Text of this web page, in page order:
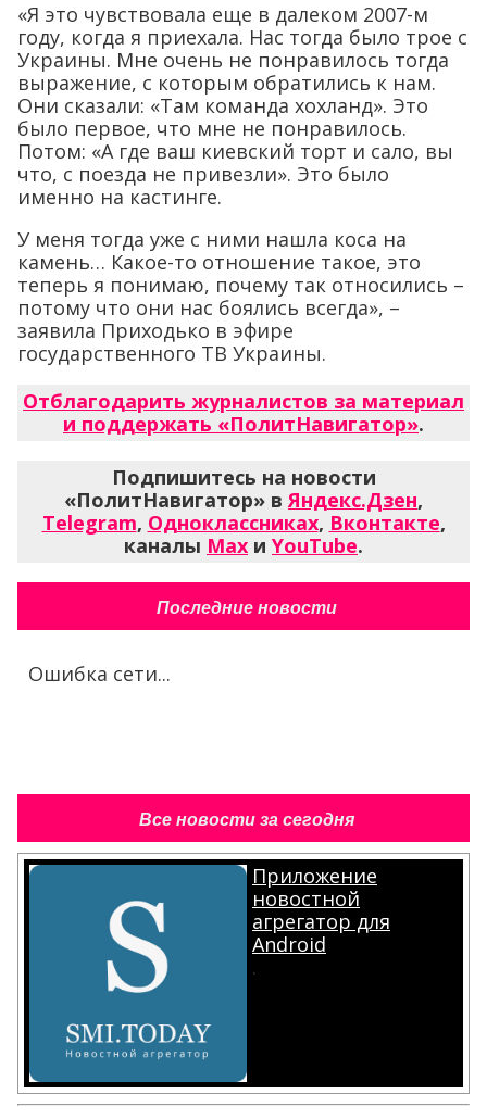
«Я это чувствовала еще в далеком 2007-м
году, когда я приехала. Нас тогда было трое с
Украины. Мне очень не понравилось тогда
выражение, с которым обратились к нам.
Они сказали: «Там команда хохланд». Это
было первое, что мне не понравилось.
Потом: «А где ваш киевский торт и сало, вы
что, с поезда не привезли». Это было
именно на кастинге.
У меня тогда уже с ними нашла коса на
камень… Какое-то отношение такое, это
теперь я понимаю, почему так относились –
потому что они нас боялись всегда», –
заявила Приходько в эфире
государственного ТВ Украины.
Отблагодарить журналистов за материал
и поддержать «ПолитНавигатор».
Подпишитесь на новости
«ПолитНавигатор» вЯндекс.Дзен,
Telegram, Одноклассниках, Вконтакте,
каналы Max и YouTube.
Последние новости
Ошибка сети...
Все новости за сегодня
Приложение
новостной
агрегатор для
Android
.